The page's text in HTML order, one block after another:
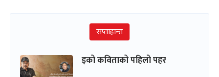
सप्ताहान्त
इको कविताको पहिलो पहर